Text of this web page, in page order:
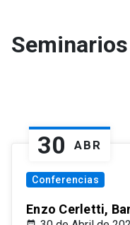
Seminarios
30 ABR
Conferencias
Enzo Cerletti,